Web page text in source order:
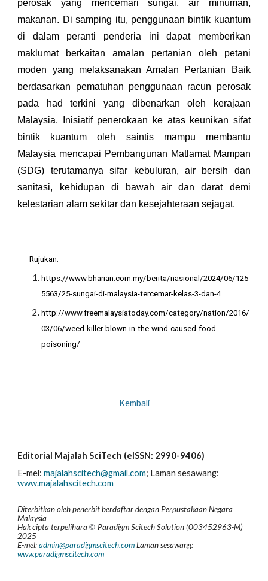
perosak yang mencemari sungai, air minuman,
makanan. Di samping itu, penggunaan bintik kuantum
di dalam peranti penderia ini dapat memberikan
maklumat berkaitan amalan pertanian oleh petani
moden yang melaksanakan Amalan Pertanian Baik
berdasarkan pematuhan penggunaan racun perosak
pada had terkini yang dibenarkan oleh kerajaan
Malaysia. Inisiatif penerokaan ke atas keunikan sifat
bintik kuantum oleh saintis mampu membantu
Malaysia mencapai Pembangunan Matlamat Mampan
(SDG) terutamanya sifar kebuluran, air bersih dan
sanitasi, kehidupan di bawah air dan darat demi
kelestarian alam sekitar dan kesejahteraan sejagat.
Rujukan:
https://www.bharian.com.my/berita/nasional/2024/06/125
5563/25-sungai-di-malaysia-tercemar-kelas-3-dan-4.
http://www.freemalaysiatoday.com/category/nation/2016/
03/06/weed-killer-blown-in-the-wind-caused-food-
poisoning/
Kembali
Editorial Majalah SciTech (eISSN: 2990-9406)
E-mel:majalahscitech@gmail.com; Laman sesawang:
www.majalahscitech.com
Diterbitkan oleh penerbit berdaftar dengan Perpustakaan Negara
Malaysia
Hakciptaterpelihara©Paradigm Scitech Solution (003452963-M)
2025
E-mel:admin@paradigmscitech.com Laman sesawang:
www.paradigmscitech.com